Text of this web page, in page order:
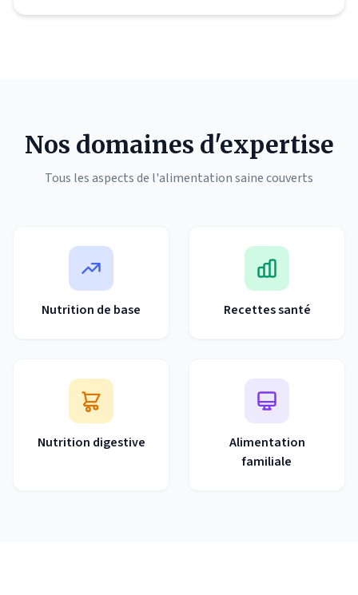
Nos domaines d'expertise
Tous les aspects de l'alimentation saine couverts
Nutrition de base Recettes santé
Nutrition digestive
Alimentation
familiale